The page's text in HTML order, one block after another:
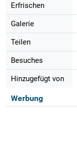
Erfrischen
Galerie
Teilen
Besuches
Hinzugefügt von
Werbung